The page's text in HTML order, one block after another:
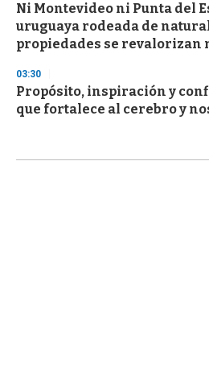
Ni Montevideo ni Punta del
uruguaya rodeada de
propiedades se revalorizan
03:30
Propósito, inspiración y
que fortalece al cerebro y